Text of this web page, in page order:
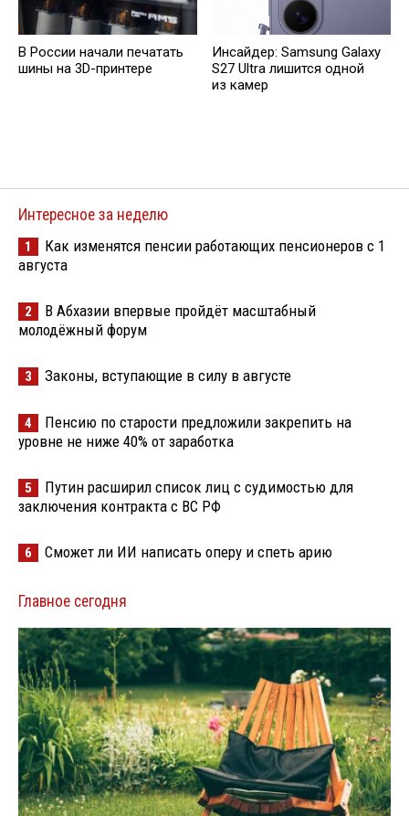
В России начали печатать
шины на 3D-принтере
Инсайдер: Samsung Galaxy
S27 Ultra лишится одной
из камер
Интересное за неделю
1
Как изменятся пенсии работающих пенсионеров с 1
августа
2
В Абхазии впервые пройдёт масштабный
молодёжный форум
3 Законы, вступающие в силу в августе
4
Пенсию по старости предложили закрепить на
уровне не ниже 40% от заработка
5
Путин расширил список лиц с судимостью для
заключения контракта с ВС РФ
6 Сможет ли ИИ написать оперу и спеть арию
Главное сегодня